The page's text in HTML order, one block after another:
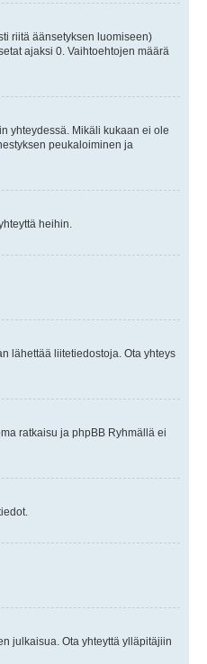
riitä äänsetyksen luomiseen)
ajaksi 0. Vaihtoehtojen määrä
yhteydessä. Mikäli kukaan ei ole
peukaloiminen ja
heihin.
lähettää liitetiedostoja. Ota yhteys
ratkaisu ja phpBB Ryhmällä ei
julkaisua. Ota yhteyttä ylläpitäjiin